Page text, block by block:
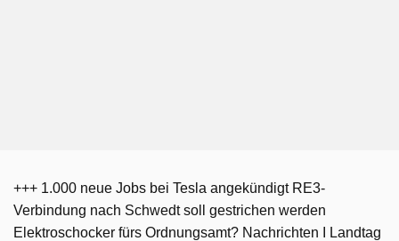
+++ 1.000 neue Jobs bei Tesla angekündigt RE3-
Verbindung nach Schwedt soll gestrichen werden
Elektroschocker fürs Ordnungsamt? Nachrichten I Landtag